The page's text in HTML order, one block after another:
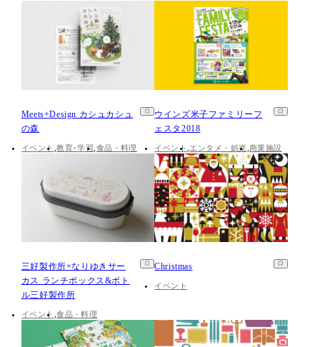
Meets+Design カシュカシュ
の森
イベント 教育･学習 食品・料理
ウインズ米子ファミリーフ
ェスタ2018
イベント エンタメ・娯楽 商業施設
三好製作所×なりゆきサー
カス ランチボックス&ボト
ル三好製作所
イベント 食品・料理
Christmas
イベント